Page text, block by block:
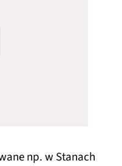
np. w Stanach